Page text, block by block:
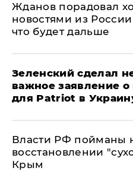
Жданов порадовал
новостями из
что будет дальше
Зеленский сделал
важное заявление о
для Patriot в
Власти РФ пойманы
восстановлении
Крым